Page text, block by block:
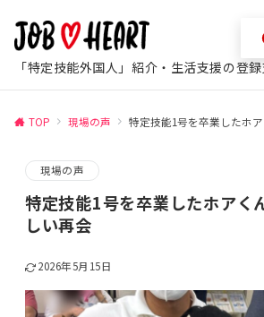
「特定技能外国人」紹介・生活支援の登
TOP 現場の声 特定技能1号を卒業したホア
現場の声
特定技能1号を卒業したホアく
しい再会
2026年5月15日